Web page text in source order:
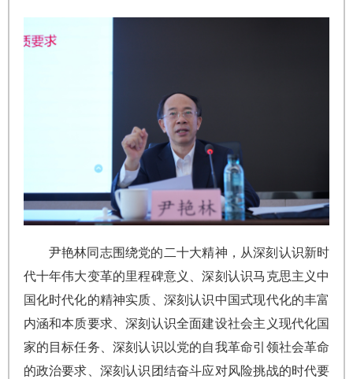
尹艳林同志围绕党的二十大精神，从深刻认识新时
代十年伟大变革的里程碑意义、深刻认识马克思主义中
国化时代化的精神实质、深刻认识中国式现代化的丰富
内涵和本质要求、深刻认识全面建设社会主义现代化国
家的目标任务、深刻认识以党的自我革命引领社会革命
的政治要求、深刻认识团结奋斗应对风险挑战的时代要